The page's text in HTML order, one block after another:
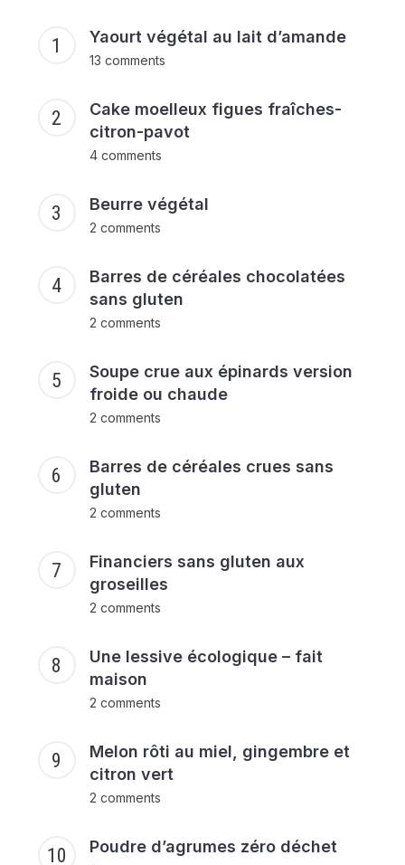
Yaourt végétal au lait d’amande
13 comments
Cake moelleux figues fraîches-
citron-pavot
4 comments
Beurre végétal
2 comments
Barres de céréales chocolatées
sans gluten
2 comments
Soupe crue aux épinards version
froide ou chaude
2 comments
Barres de céréales crues sans
gluten
2 comments
Financiers sans gluten aux
groseilles
2 comments
Une lessive écologique – fait
maison
2 comments
Melon rôti au miel, gingembre et
citron vert
2 comments
Poudre d’agrumes zéro déchet